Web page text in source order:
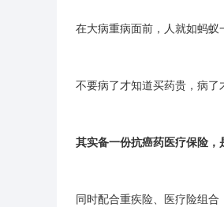
在大病重病面前，人就如蚂蚁
不要病了才知道买药贵，病了
其实备一份抗癌药医疗保险，
同时配合重疾险、医疗险组合